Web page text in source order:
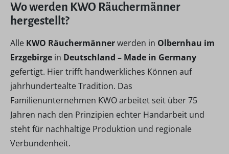
Wo werden KWO Räuchermänner
hergestellt?
Alle KWO Räuchermännerwerden in Olbernhau im
Erzgebirge in Deutschland – Made in Germany
gefertigt. Hier trifft handwerkliches Können auf
jahrhundertealte Tradition. Das
Familienunternehmen KWO arbeitet seit über 75
Jahren nach den Prinzipien echter Handarbeit und
steht für nachhaltige Produktion und regionale
Verbundenheit.